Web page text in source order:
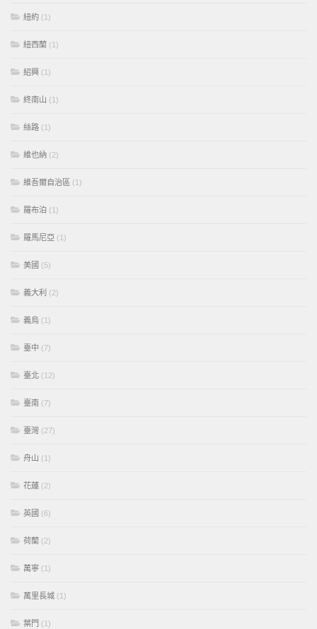
紐約 (1)
紐西蘭 (1)
紹興 (1)
終南山 (1)
絲路 (1)
維也納 (2)
維吾爾自治區 (1)
羅布泊 (1)
羅馬尼亞 (1)
美國 (5)
義大利 (2)
義烏 (1)
臺中 (7)
臺北 (12)
臺南 (7)
臺灣 (27)
舟山 (1)
花蓮 (2)
英國 (6)
荷蘭 (2)
萬寧 (1)
萬里長城 (1)
葉門 (1)